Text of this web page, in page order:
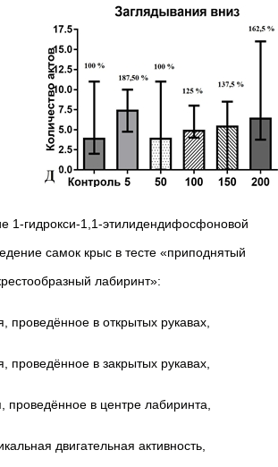
1-гидрокси-1,1-этилидендифосфоновой
самок крыс в тесте «приподнятый
лабиринт»:
проведённое в открытых рукавах,
проведённое в закрытых рукавах,
проведённое в центре лабиринта,
двигательная активность,